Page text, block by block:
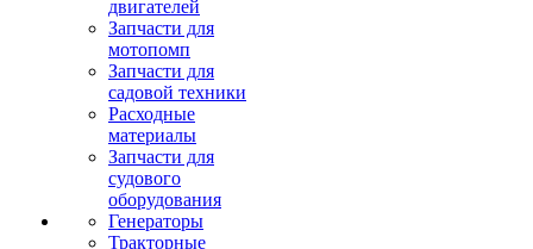
двигателей
Запчасти для
мотопомп
Запчасти для
садовой техники
Расходные
материалы
Запчасти для
судового
оборудования
Генераторы
Тракторные